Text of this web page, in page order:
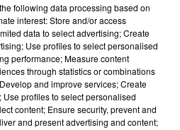
following data processing based on
interest: Store and/or access
data to select advertising; Create
Use profiles to select personalised
performance; Measure content
through statistics or combinations
and improve services; Create
profiles to select personalised
content; Ensure security, prevent and
and present advertising and content;